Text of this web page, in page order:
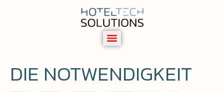
DIE NOTWENDIGKEIT